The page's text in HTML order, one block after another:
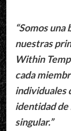
“Somos
nuestras
Within
cada
individuales
identidad de
singular.”